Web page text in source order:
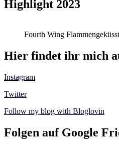
Highlight 2023
Fourth Wing Flammengeküsst
Hier findet ihr mich
Instagram
Twitter
Follow my blog with Bloglovin
Folgen auf Google